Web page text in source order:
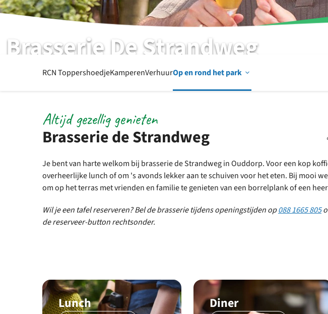
Brasserie De Strandweg
Lunch | Borrelen | Diner | Specials
RCN ToppershoedjeKamperenVerhuurOp en rond het park Open
rond
het
Brasserie de Strandweg
Altijd gezellig genieten
Je bent van harte welkom bij brasserie de Strandweg in Ouddorp. Voor een kop
overheerlijke lunch of om 's avonds lekker aan te schuiven voor het eten. Bij mooi
om op het terras met vrienden en familie te genieten van een borrelplank of een
Wil je een tafel reserveren? Bel de brasserie tijdens openingstijden op088 1665 805
de reserveer-button rechtsonder.
Lunch Diner